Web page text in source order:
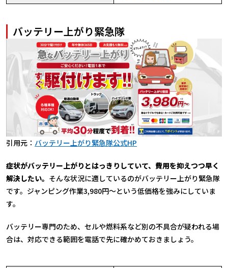
バッテリー上がり緊急隊
引用元： バッテリー上がり緊急隊公式HP
症状がバッテリー上がりとはっきりしていて、費用を抑えつつ早く
解決したい。 そんな状況に適しているのがバッテリー上がり緊急隊
です。ジャンピング作業3,980円〜という低価格を強みにしていま
す。
バッテリー専門のため、セルや燃料系など別の不具合が疑われる場
合は、対応できる範囲を電話で先に確かめておきましょう。